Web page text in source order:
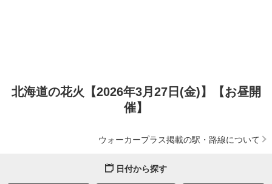
北海道の花火【2026年3月27日(金)】【お昼開
催】
ウォーカープラス掲載の駅・路線について
日付から探す